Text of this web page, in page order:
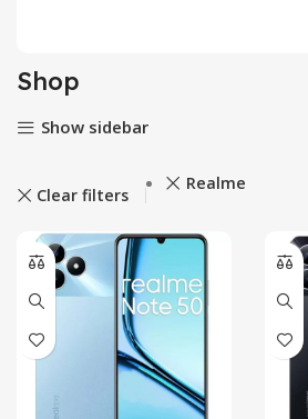
Shop
Show sidebar
Clear filters
Realme